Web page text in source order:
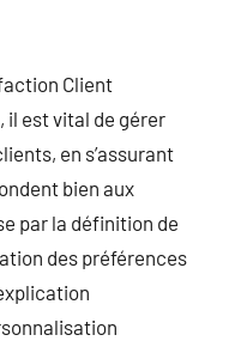
Client
il est vital de gérer
en s’assurant
bien aux
par la définition de
des préférences